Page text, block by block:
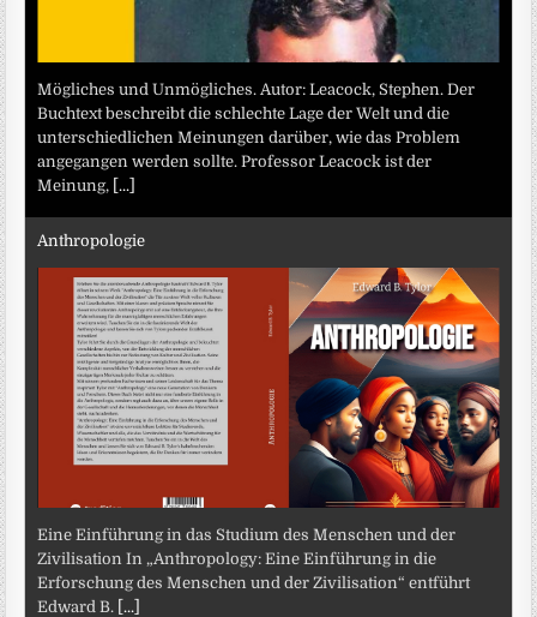
Mögliches und Unmögliches. Autor: Leacock, Stephen. Der
Buchtext beschreibt die schlechte Lage der Welt und die
unterschiedlichen Meinungen darüber, wie das Problem
angegangen werden sollte. Professor Leacock ist der
Meinung, [...]
Anthropologie
Eine Einführung in das Studium des Menschen und der
Zivilisation In „Anthropology: Eine Einführung in die
Erforschung des Menschen und der Zivilisation“ entführt
Edward B. [...]